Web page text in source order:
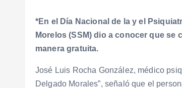
*En el Día Nacional de la y el
Morelos (SSM) dio a conocer que
manera gratuita.
José Luis Rocha González, médico
Delgado Morales”, señaló que el